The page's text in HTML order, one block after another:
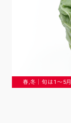
春,冬｜旬は1〜5月